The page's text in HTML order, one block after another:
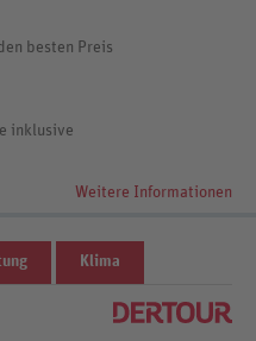
besten Preis
inklusive
Weitere Informationen
Klima